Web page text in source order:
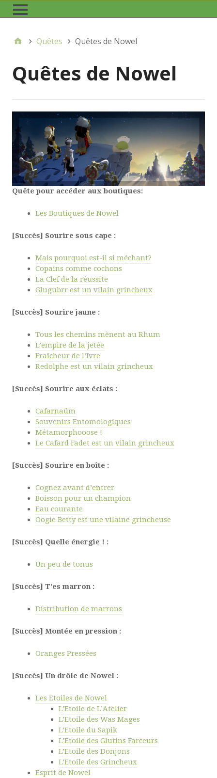
Quêtes Quêtes de Nowel
Quêtes de Nowel
Quête pour accéder aux boutiques:
Les Boutiques de Nowel
[Succès] Sourire sous cape :
Mais pourquoi est-il si méchant?
Copains comme cochons
La Clef de la réussite
Glugubrr est un vilain grincheux
[Succès] Sourire jaune :
Tous les chemins mènent au Rhum
L’empire de la jetée
Fraîcheur de l’Ivre
Redolphe est un vilain grincheux
[Succès] Sourire aux éclats :
Cafarnaüm
Souvenirs Entomologiques
Métamorphooose !
Le Cafard Fadet est un vilain grincheux
[Succès] Sourire en boîte :
Cognez avant d’entrer
Boisson pour un champion
Eau courante
Oogie Betty est une vilaine grincheuse
[Succès] Quelle énergie ! :
Un peu de tonus
[Succès] T’es marron :
Distribution de marrons
[Succès] Montée en pression :
Oranges Pressées
[Succès] Un drôle de Nowel :
Les Etoiles de Nowel
L’Etoile de L’Atelier
L’Etoile des Was Mages
L’Etoile du Sapik
L’Etoile des Glutins Farceurs
L’Etoile des Donjons
L’Etoile des Grincheux
Esprit de Nowel